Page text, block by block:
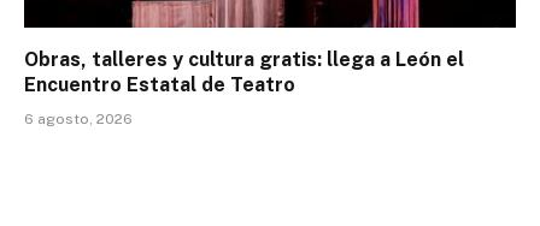
Obras, talleres y cultura gratis: llega a León el
Encuentro Estatal de Teatro
6 agosto, 2026